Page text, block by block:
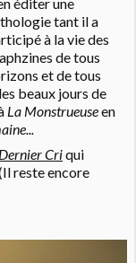
tant il a
à la vie des
de tous
et de tous
beaux jours de
La Monstrueuseen
Criqui
reste encore